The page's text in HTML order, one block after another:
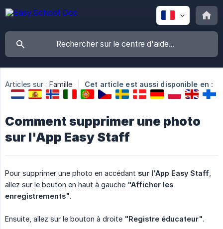
Articles sur : Famille Cet article est aussi disponible en :
Comment supprimer une photo
sur l'App Easy Staff
Pour supprimer une photo en accédant sur l'App Easy Staff
allez sur le bouton en haut à gauche "Afficher les
enregistrements".
Ensuite, allez sur le bouton à droite "Registre éducateur".